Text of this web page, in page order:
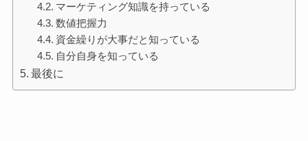
マーケティング知識を持っている
数値把握力
資金繰りが大事だと知っている
自分自身を知っている
最後に